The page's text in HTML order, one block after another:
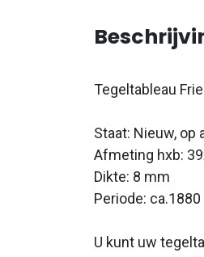
Tegeltableau
Staat: Nieuw,
Afmeting hxb:
Dikte: 8 mm
Periode: ca.1880
U kunt uw